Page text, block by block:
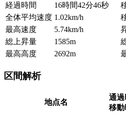
経過時間
16時間42分46秒
全体平均速度 1.02km/h
最高速度
5.74km/h
総上昇量
1585m
最高高度
2692m
区間解析
地点名
通過
移動